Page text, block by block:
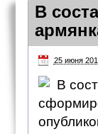
В
25 июня
В